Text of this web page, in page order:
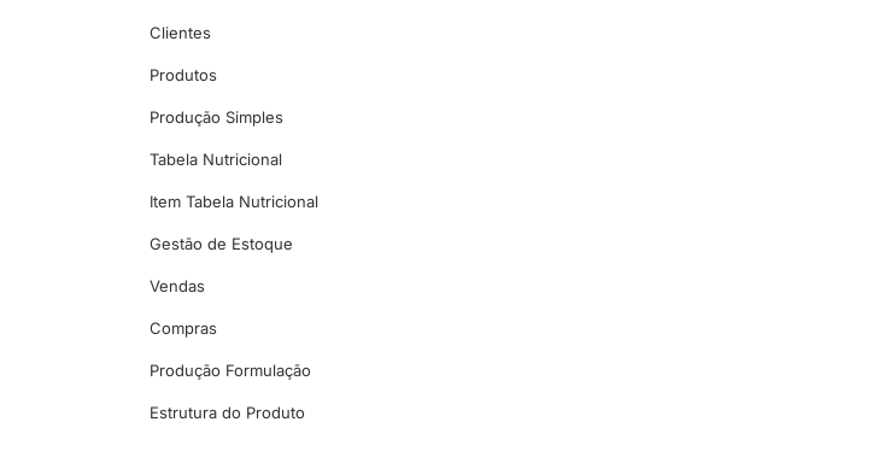
Clientes
Produtos
Produção Simples
Tabela Nutricional
Item Tabela Nutricional
Gestão de Estoque
Vendas
Compras
Produção Formulação
Estrutura do Produto